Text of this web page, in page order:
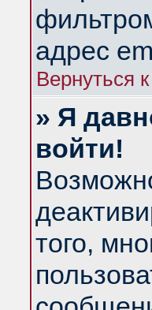
адрес
Вернуться
» Я
войти!
того,